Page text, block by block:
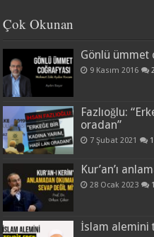
Çok Okunan
Gönlü ümmet
9 Kasım 2016
Fazlıoğlu:
oradan”
7 Şubat 2021
Kur’an’ı
28 Ocak 2023
İslam alemini